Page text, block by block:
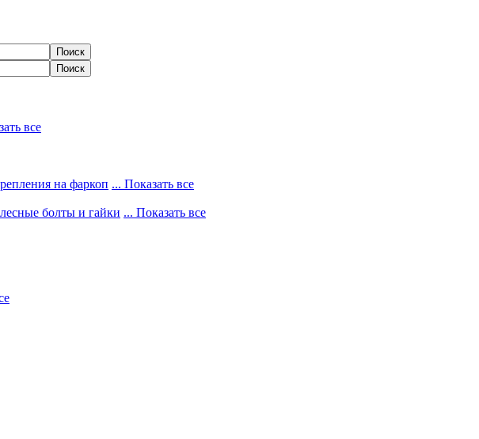
все
на фаркоп ... Показать все
болты и гайки ... Показать все